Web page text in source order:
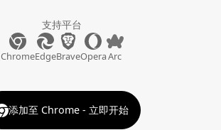
支持平台
ChromeEdgeBraveOperaArc
添加至 Chrome - 立即开始